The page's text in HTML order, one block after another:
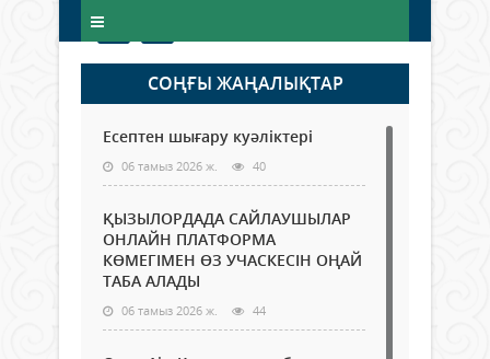
СОҢҒЫ ЖАҢАЛЫҚТАР
Есептен шығару куәліктері
06 тамыз 2026 ж. 40
ҚЫЗЫЛОРДАДА САЙЛАУШЫЛАР
ОНЛАЙН ПЛАТФОРМА
КӨМЕГІМЕН ӨЗ УЧАСКЕСІН ОҢАЙ
ТАБА АЛАДЫ
06 тамыз 2026 ж. 44